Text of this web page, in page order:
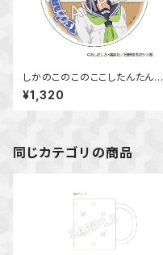
しかのこのこのここしたんたん
アクリルコースター 燕谷 千春
¥1,320
同じカテゴリの商品